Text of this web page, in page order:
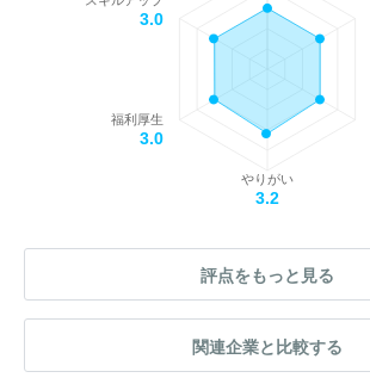
やりがい
3.2
福利厚生
3.0
3.0
評点をもっと見る
関連企業と比較する